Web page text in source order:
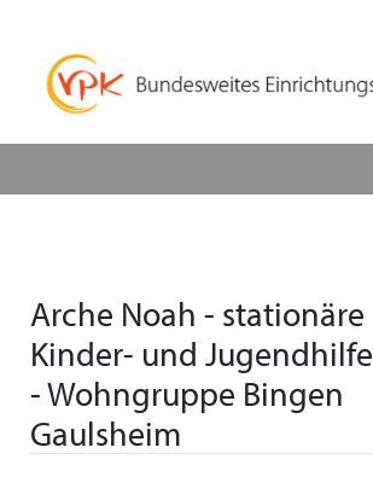
Arche Noah - stationäre
Kinder- und Jugendhilfe
- Wohngruppe Bingen
Gaulsheim